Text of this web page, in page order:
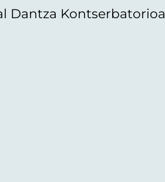
Dantza Kontserbatorioa